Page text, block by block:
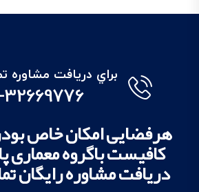
براي دريافت مشاوره
32669776
هرفضایی امکان خاص
کافیست باگروه معماری
دریافت مشاوره رایگان